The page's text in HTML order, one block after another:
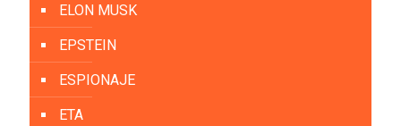
ELON MUSK
EPSTEIN
ESPIONAJE
ETA